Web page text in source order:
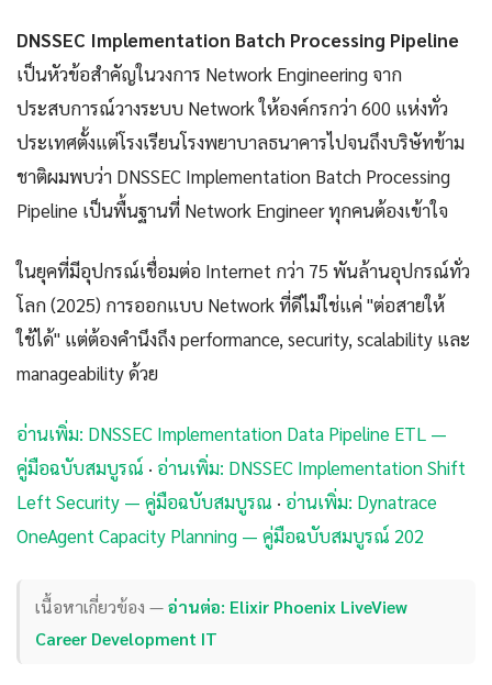
DNSSEC Implementation Batch Processing Pipeline
เป็นหัวข้อสำคัญในวงการ Network Engineering จาก
ประสบการณ์วางระบบ Network ให้องค์กรกว่า 600 แห่งทั่ว
ประเทศตั้งแต่โรงเรียนโรงพยาบาลธนาคารไปจนถึงบริษัทข้าม
ชาติผมพบว่า DNSSEC Implementation Batch Processing
Pipeline เป็นพื้นฐานที่ Network Engineer ทุกคนต้องเข้าใจ
ในยุคที่มีอุปกรณ์เชื่อมต่อ Internet กว่า 75 พันล้านอุปกรณ์ทั่ว
โลก (2025) การออกแบบ Network ที่ดีไม่ใช่แค่ "ต่อสายให้
ใช้ได้" แต่ต้องคำนึงถึง performance, security, scalability และ
manageability ด้วย
อ่านเพิ่ม: DNSSEC Implementation Data Pipeline ETL —
คู่มือฉบับสมบูรณ์ · อ่านเพิ่ม: DNSSEC Implementation Shift
Left Security — คู่มือฉบับสมบูรณ · อ่านเพิ่ม: Dynatrace
OneAgent Capacity Planning — คู่มือฉบับสมบูรณ์ 202
เนื้อหาเกี่ยวข้อง —อ่านต่อ: Elixir Phoenix LiveView
Career Development IT